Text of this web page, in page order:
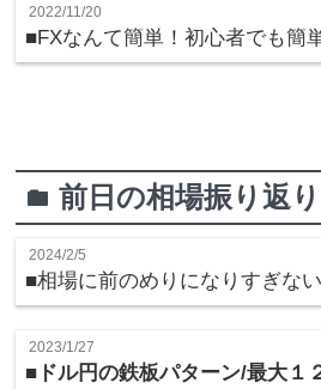
2022/11/20
■FXなんて簡単！初心者でも簡
folder前日の相場振り返り
2024/2/5
■相場に前のめりになりすぎない
2023/1/27
■ドル円の鉄板パターン/最大１